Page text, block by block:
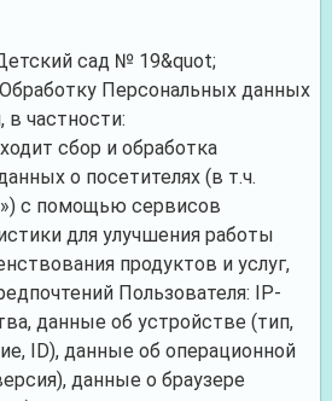
сад № 19&quot;
Персональных данных
в частности:
сбор и обработка
о посетителях (в т.ч.
с помощью сервисов
для улучшения работы
продуктов и услуг,
Пользователя: IP-
данные об устройстве (тип,
ID), данные об операционной
данные о браузере